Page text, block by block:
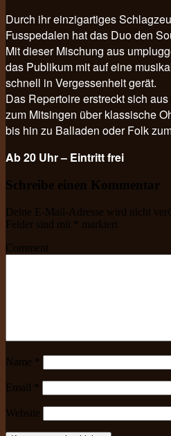
Durch ihr einzigartiges
Fusspedalen hat das Duo den
Mit dieser Mischung aus
das Publikum mit auf eine
schnell in Vergessenheit gerät.
Das Repertoire erstreckt sich
zum Mitsingen über klassische
bis hin zu Balladen oder Folk
Ab 20 Uhr – Eintritt frei
Schreibe einen Kommentar
Deine E-Mail-Adresse wird nicht
Felder sind mit
markiert
Comment
Name
Email
Website